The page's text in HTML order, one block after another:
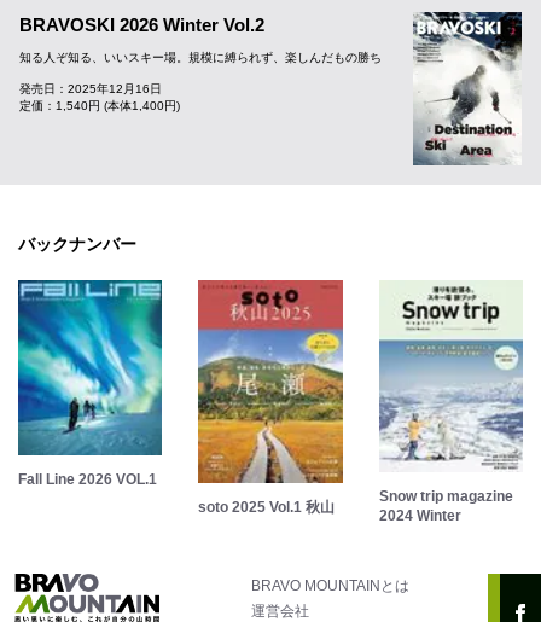
BRAVOSKI 2026 Winter Vol.2
知る人ぞ知る、いいスキー場。規模に縛られず、楽しんだもの勝ち
発売日：2025年12月16日
定価：1,540円 (本体1,400円)
バックナンバー
Fall Line 2026 VOL.1
soto 2025 Vol.1 秋山
Snow trip magazine
2024 Winter
BRAVO MOUNTAINとは
運営会社